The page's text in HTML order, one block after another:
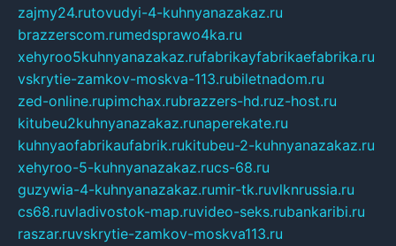
zajmy24.rutovudyi-4-kuhnyanazakaz.ru
brazzerscom.rumedsprawo4ka.ru
xehyroo5kuhnyanazakaz.rufabrikayfabrikaefabrika.ru
vskrytie-zamkov-moskva-113.rubiletnadom.ru
zed-online.rupimchax.rubrazzers-hd.ruz-host.ru
kitubeu2kuhnyanazakaz.runaperekate.ru
kuhnyaofabrikaufabrik.rukitubeu-2-kuhnyanazakaz.ru
xehyroo-5-kuhnyanazakaz.rucs-68.ru
guzywia-4-kuhnyanazakaz.rumir-tk.ruvlknrussia.ru
cs68.ruvladivostok-map.ruvideo-seks.rubankaribi.ru
raszar.ruvskrytie-zamkov-moskva113.ru